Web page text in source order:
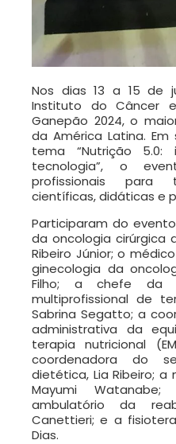
Nos dias 13 a 15 de
Instituto do Câncer
Ganepão 2024, o
da América Latina.
tema “Nutrição 5.0:
tecnologia”, o
profissionais para
científicas, didáticas e
Participaram do
da oncologia cirúrgica
Ribeiro Júnior; o
ginecologia da
Filho; a chefe da
multiprofissional de
Sabrina Segatto; a
administrativa da
terapia nutricional
coordenadora do
dietética, Lia Ribeiro; a
Mayumi
ambulatório da
Canettieri; e a
Dias.